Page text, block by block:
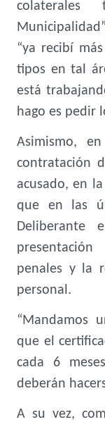
“ya recibí
tipos en tal
está
hago es pedir
Asimismo,
contratación
acusado, en
que en las
Deliberante
penales y la
personal.
“Mandamos
que el
cada 6
deberán
A su vez,